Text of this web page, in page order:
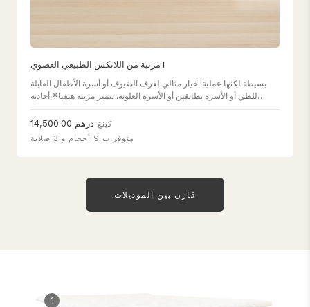
مرتبة من اللاتكس الطبيعي العضوي I
بسيطة لكنها عملية! خيار مثالي لغرف الضيوف أو أسرة الأطفال القابلة
للطي أو الأسرة بطابقين أو الأسرة العلوية. تتميز مرتبة هيفيا® أحادية
الطبقات هذه بتصميم أرق قليلا لمنح أطفالك وضيوفك الدعم الذي
درهم 14,500.00 كينغ
متوفر ب 9 أحجام و 3 صلابة
قارن بين الموديلات
1